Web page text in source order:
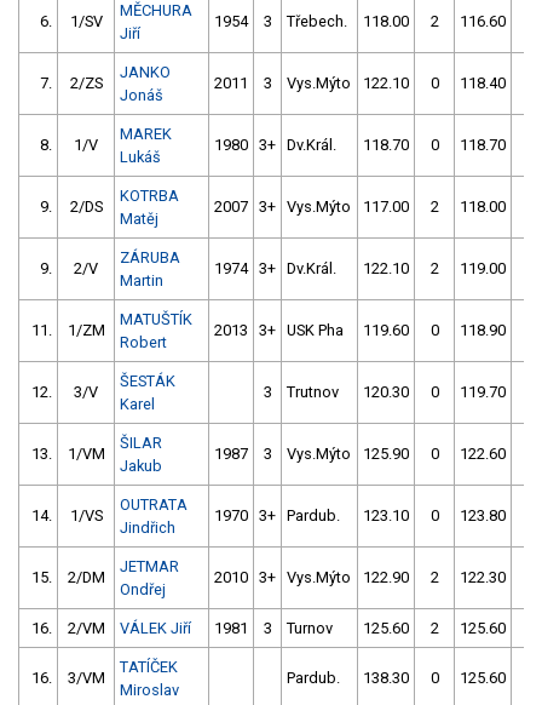
6. 1/SV
MĚCHURA
Jiří
1954 3 Třebech. 118.00 2 116.60
7. 2/ZS
JANKO
Jonáš
2011 3 Vys.Mýto 122.10 0 118.40
8. 1/V
MAREK
Lukáš
1980 3+ Dv.Král. 118.70 0 118.70
9. 2/DS
KOTRBA
Matěj
2007 3+ Vys.Mýto 117.00 2 118.00
9. 2/V
ZÁRUBA
Martin
1974 3+ Dv.Král. 122.10 2 119.00
11. 1/ZM
MATUŠTÍK
Robert
2013 3+ USK Pha 119.60 0 118.90
12. 3/V
ŠESTÁK
Karel
3 Trutnov 120.30 0 119.70
13. 1/VM
ŠILAR
Jakub
1987 3 Vys.Mýto 125.90 0 122.60
14. 1/VS
OUTRATA
Jindřich
1970 3+ Pardub. 123.10 0 123.80
15. 2/DM
JETMAR
Ondřej
2010 3+ Vys.Mýto 122.90 2 122.30
16. 2/VM VÁLEK Jiří 1981 3 Turnov 125.60 2 125.60
16. 3/VM
TATÍČEK
Miroslav
Pardub. 138.30 0 125.60